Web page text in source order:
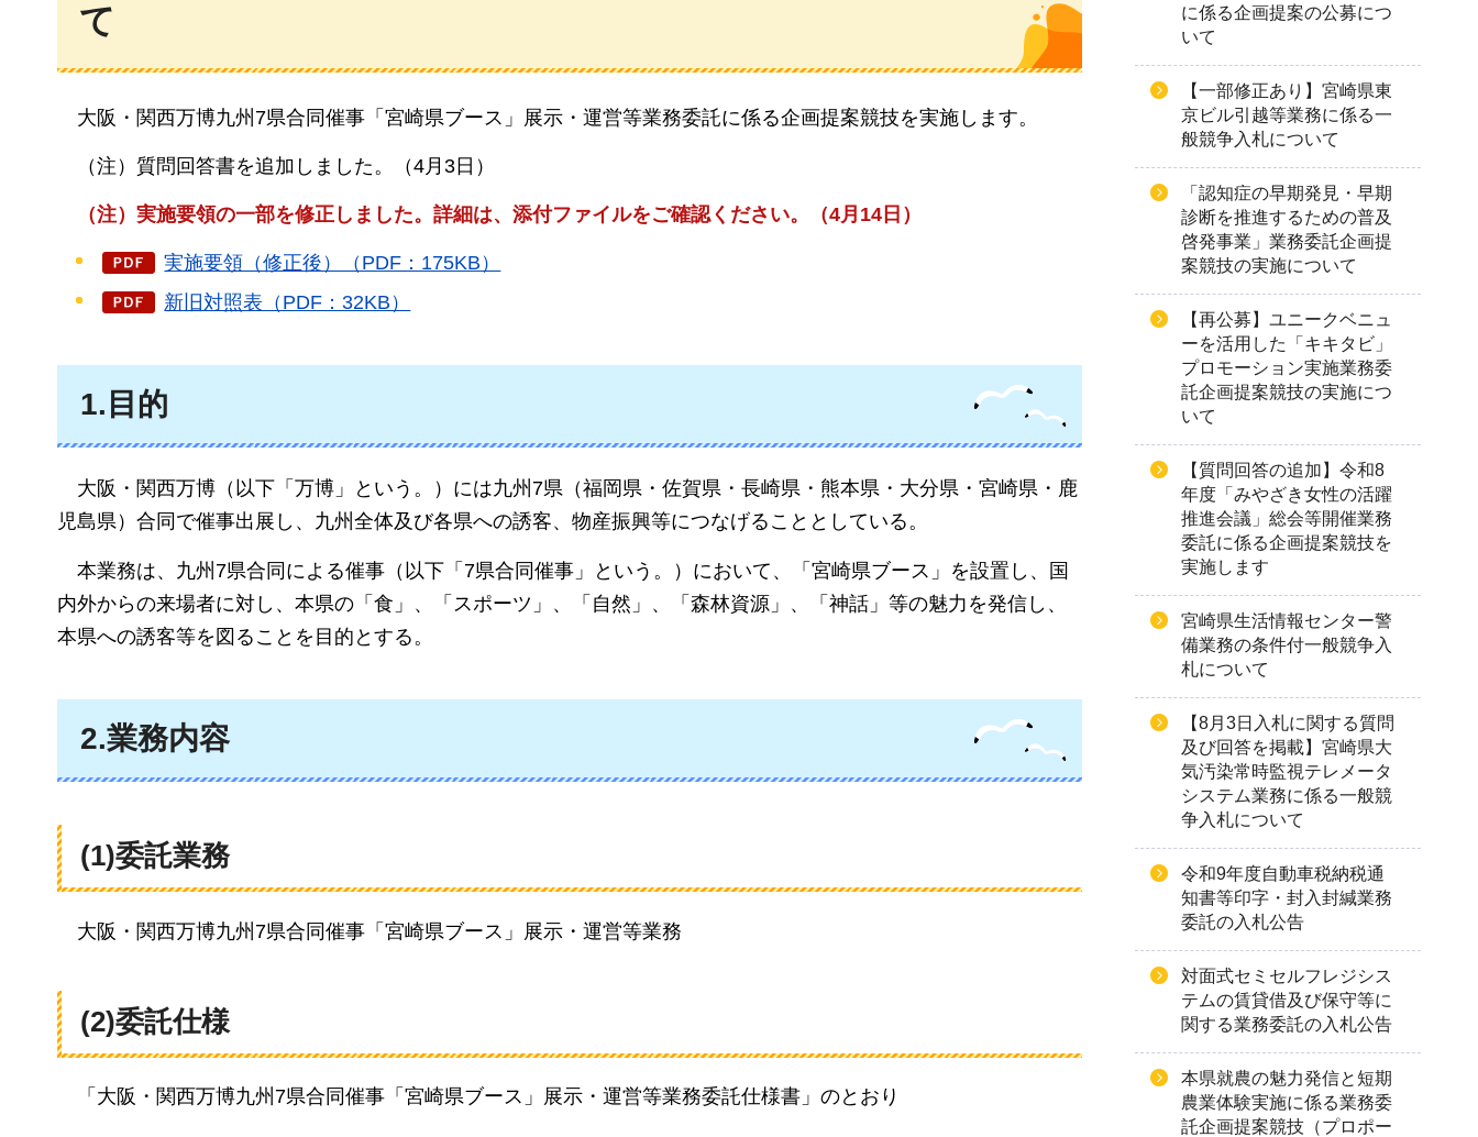
て
大阪・関西万博九州7県合同催事「宮崎県ブース」展示・運営等業務委託に係る企画提案競技を実施します。
（注）質問回答書を追加しました。（4月3日）
（注）実施要領の一部を修正しました。詳細は、添付ファイルをご確認ください。（4月14日）
実施要領（修正後）（PDF：175KB）
新旧対照表（PDF：32KB）
1.目的
大 阪・関西万博（以下「万博」という。）には九州7県（福岡県・佐賀県・長崎県・熊本県・大分県・宮崎県・鹿
児島県）合同で催事出展し、九州全体及び各県への誘客、物産振興等につなげることとしている。
本業務は、九州7県合同による催事（以下「7県合同催事」という。）において、「宮崎県ブース」を設置し、国
内外からの来場者に対し、本県の「食」、「スポーツ」、「自然」、「森林資源」、「神話」等の魅力を発信し、
本県への誘客等を図ることを目的とする。
2.業務内容
(1)委託業務
大阪・関西万博九州7県合同催事「宮崎県ブース」展示・運営等業務
(2)委託仕様
「 大阪・関西万博九州7県合同催事「宮崎県ブース」展示・運営等業務委託仕様書」のとおり
に係る企画提案の公募につ
いて
【一部修正あり】宮崎県東
京ビル引越等業務に係る一
般競争入札について
「認知症の早期発見・早期
診断を推進するための普及
啓発事業」業務委託企画提
案競技の実施について
【再公募】ユニークベニュ
ーを活用した「キキタビ」
プロモーション実施業務委
託企画提案競技の実施につ
いて
【質問回答の追加】令和8
年度「みやざき女性の活躍
推進会議」総会等開催業務
委託に係る企画提案競技を
実施します
宮崎県生活情報センター警
備業務の条件付一般競争入
札について
【8月3日入札に関する質問
及び回答を掲載】宮崎県大
気汚染常時監視テレメータ
システム業務に係る一般競
争入札について
令和9年度自動車税納税通
知書等印字・封入封緘業務
委託の入札公告
対面式セミセルフレジシス
テムの賃貸借及び保守等に
関する業務委託の入札公告
本県就農の魅力発信と短期
農業体験実施に係る業務委
託企画提案競技（プロポー